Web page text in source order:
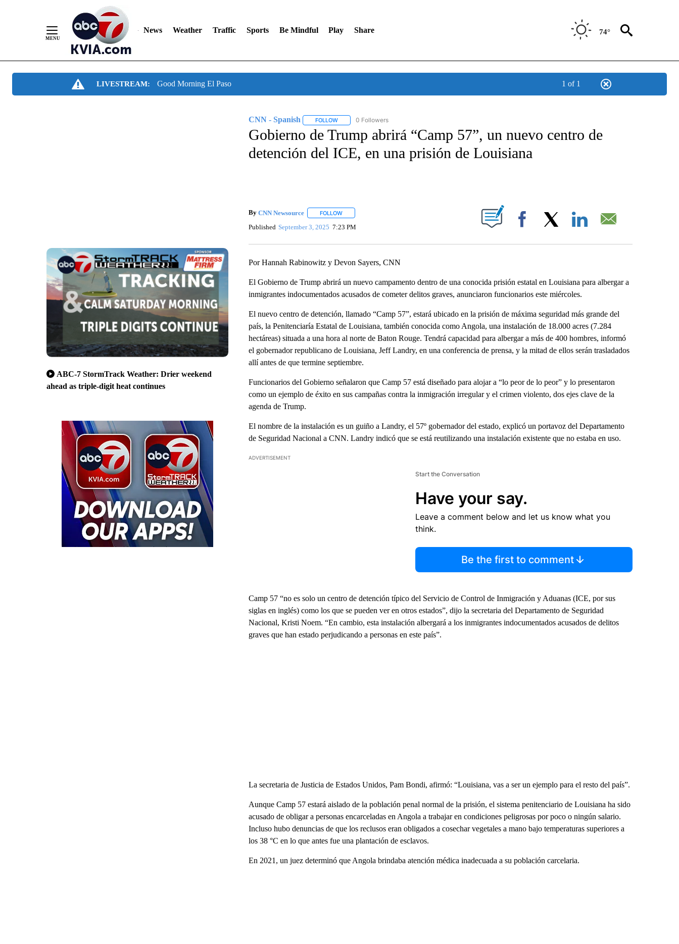
News Weather Traffic Sports Be Mindful Play Share 74°
LIVESTREAM: Good Morning El Paso 1 of 1
ABC-7 StormTrack Weather: Drier weekend
ahead as triple-digit heat continues
CNN - Spanish FOLLOWFOLLOW "CNN - SPANISH" TO RECEIVE NOTIFICATIONS ABOUT NEW PAGES ON "CNN - SPANISH".
0 Followers
Gobierno de Trump abrirá “Camp 57”, un nuevo centro de
detención del ICE, en una prisión de Louisiana
By CNN Newsource FOLLOWFOLLOW "" TO RECEIVE NOTIFICATIONS ABOUT NEW PAGES ON "".
Published September 3, 2025 7:23 PM Facebook
Por Hannah Rabinowitz y Devon Sayers, CNN
El Gobierno de Trump abrirá un nuevo campamento dentro de una conocida prisión estatal en Louisiana para albergar a
inmigrantes indocumentados acusados de cometer delitos graves, anunciaron funcionarios este miércoles.
El nuevo centro de detención, llamado “Camp 57”, estará ubicado en la prisión de máxima seguridad más grande del
país, la Penitenciaría Estatal de Louisiana, también conocida como Angola, una instalación de 18.000 acres (7.284
hectáreas) situada a una hora al norte de Baton Rouge. Tendrá capacidad para albergar a más de 400 hombres, informó
el gobernador republicano de Louisiana, Jeff Landry, en una conferencia de prensa, y la mitad de ellos serán trasladados
allí antes de que termine septiembre.
Funcionarios del Gobierno señalaron que Camp 57 está diseñado para alojar a “lo peor de lo peor” y lo presentaron
como un ejemplo de éxito en sus campañas contra la inmigración irregular y el crimen violento, dos ejes clave de la
agenda de Trump.
El nombre de la instalación es un guiño a Landry, el 57º gobernador del estado, explicó un portavoz del Departamento
de Seguridad Nacional a CNN. Landry indicó que se está reutilizando una instalación existente que no estaba en uso.
ADVERTISEMENT
Start the Conversation
Have your say.
Leave a comment below and let us know what you
think.
Be the first to comment
Camp 57 “no es solo un centro de detención típico del Servicio de Control de Inmigración y Aduanas (ICE, por sus
siglas en inglés) como los que se pueden ver en otros estados”, dijo la secretaria del Departamento de Seguridad
Nacional, Kristi Noem. “En cambio, esta instalación albergará a los inmigrantes indocumentados acusados de delitos
graves que han estado perjudicando a personas en este país”.
La secretaria de Justicia de Estados Unidos, Pam Bondi, afirmó: “Louisiana, vas a ser un ejemplo para el resto del país”.
Aunque Camp 57 estará aislado de la población penal normal de la prisión, el sistema penitenciario de Louisiana ha sido
acusado de obligar a personas encarceladas en Angola a trabajar en condiciones peligrosas por poco o ningún salario.
Incluso hubo denuncias de que los reclusos eran obligados a cosechar vegetales a mano bajo temperaturas superiores a
los 38 °C en lo que antes fue una plantación de esclavos.
En 2021, un juez determinó que Angola brindaba atención médica inadecuada a su población carcelaria.